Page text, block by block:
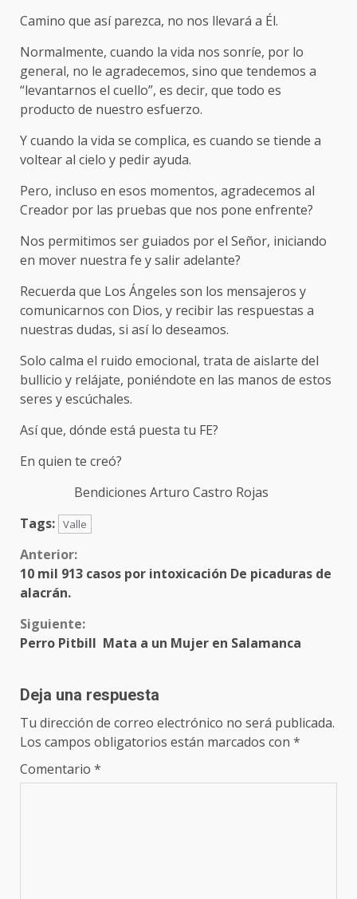
Camino que así parezca, no nos llevará a Él.
Normalmente, cuando la vida nos sonríe, por lo
general, no le agradecemos, sino que tendemos a
“levantarnos el cuello”, es decir, que todo es
producto de nuestro esfuerzo.
Y cuando la vida se complica, es cuando se tiende a
voltear al cielo y pedir ayuda.
Pero, incluso en esos momentos, agradecemos al
Creador por las pruebas que nos pone enfrente?
Nos permitimos ser guiados por el Señor, iniciando
en mover nuestra fe y salir adelante?
Recuerda que Los Ángeles son los mensajeros y
comunicarnos con Dios, y recibir las respuestas a
nuestras dudas, si así lo deseamos.
Solo calma el ruido emocional, trata de aislarte del
bullicio y relájate, poniéndote en las manos de estos
seres y escúchales.
Así que, dónde está puesta tu FE?
En quien te creó?
Bendiciones Arturo Castro Rojas
Tags: Valle
Sigue
leyendo
Anterior:
10 mil 913 casos por intoxicación De picaduras de
alacrán.
Siguiente:
Perro Pitbill Mata a un Mujer en Salamanca
Deja una respuesta
Tu dirección de correo electrónico no será publicada.
Los campos obligatorios están marcados con *
Comentario *